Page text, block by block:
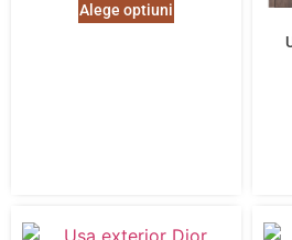
Alege optiuni